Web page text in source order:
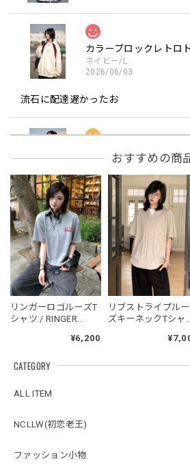
CATEGORY
ALL ITEM
NCLLW(初恋老王)
ファッション小物
ネイビー/L
2026/06/03
流石に配達遅かったお
レッド/L
2026/05/30
ブラック/L
2026/05/28
2026/05/27
おすすめの商
リンガーロゴルーズT
シャツ / RINGER
¥6,200
リブストライプルー
ズキーネックTシャ
KEY NECK T-SHIRT